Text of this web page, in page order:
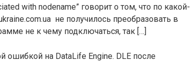
with nodename” говорит о том, что по какой-
не получилось преобразовать в
не к чему подключаться, так […]
ошибкой на DataLife Engine. DLE после